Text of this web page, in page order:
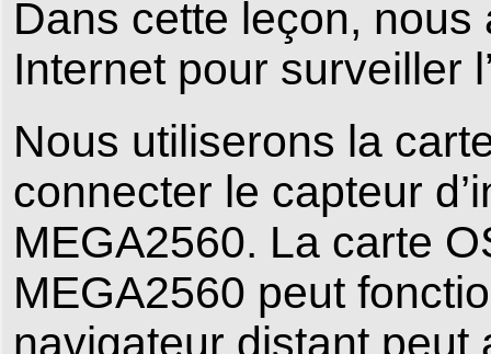
Dans cette leçon,
Internet pour surveiller
Nous utiliserons la
connecter le capteur
MEGA2560. La carte
MEGA2560 peut
navigateur distant